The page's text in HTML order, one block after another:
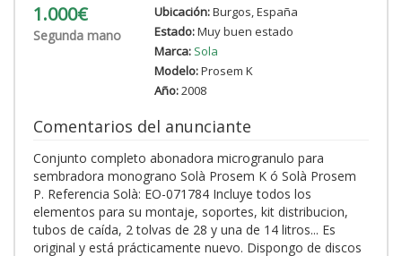
1.000€
Segunda mano
Ubicación:Burgos, España
Estado:Muy buen estado
Marca: Sola
Modelo:Prosem K
Año:2008
Comentarios del anunciante
Conjunto completo abonadora microgranulo para
sembradora monograno Solà Prosem K ó Solà Prosem
P. Referencia Solà: EO-071784 Incluye todos los
elementos para su montaje, soportes, kit distribucion,
tubos de caída, 2 tolvas de 28 y una de 14 litros... Es
original y está prácticamente nuevo. Dispongo de discos